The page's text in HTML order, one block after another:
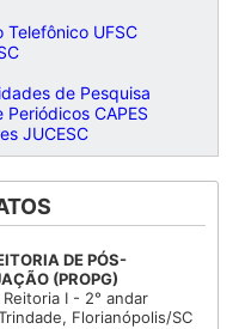
Telefônico UFSC
de Pesquisa
Periódicos CAPES
JUCESC
DE PÓS-
(PROPG)
Reitoria I - 2° andar
Florianópolis/SC